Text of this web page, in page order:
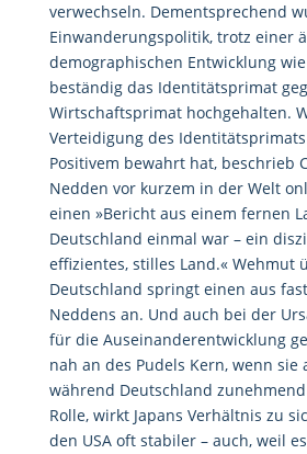
verwechseln. Dementsprechend
Einwanderungspolitik, trotz einer
demographischen Entwicklung
beständig das Identitätsprimat
Wirtschaftsprimat hochgehalten.
Verteidigung des Identitätsprimats
Positivem bewahrt hat, beschrieb
Nedden vor kurzem in der Welt
einen »Bericht aus einem fernen
Deutschland einmal war – ein
effizientes, stilles Land.« Wehmut
Deutschland springt einen aus
Neddens an. Und auch bei der
für die Auseinanderentwicklung
nah an des Pudels Kern, wenn sie
während Deutschland
Rolle, wirkt Japans Verhältnis zu
den USA oft stabiler – auch, weil